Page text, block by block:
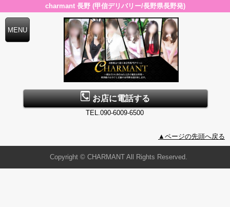
charmant 長野 (甲信デリバリー/長野県長野発)
お店に電話する
TEL.090-6009-6500
▲ページの先頭へ戻る
Copyright © CHARMANT All Rights Reserved.